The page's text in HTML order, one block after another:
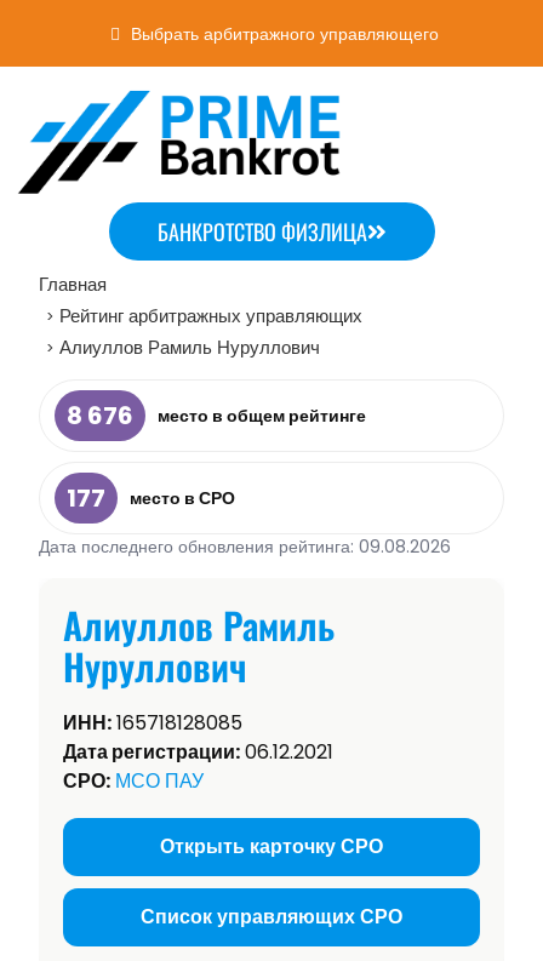
Выбрать арбитражного управляющего
БАНКРОТСТВО ФИЗЛИЦА
Главная
> Рейтинг арбитражных управляющих
> Алиуллов Рамиль Нуруллович
8 676 место в общем рейтинге
177
место в СРО
Дата последнего обновления рейтинга: 09.08.2026
Алиуллов Рамиль
Нуруллович
ИНН:165718128085
Дата регистрации:06.12.2021
СРО: МСО ПАУ
Открыть карточку СРО
Список управляющих СРО